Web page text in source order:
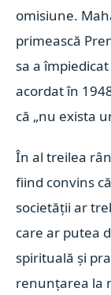
omisiune.
primească
sa a
acordat în
că „nu exista
În al treilea
fiind convins
societăţii ar
care ar putea
spirituală şi
renunţarea la